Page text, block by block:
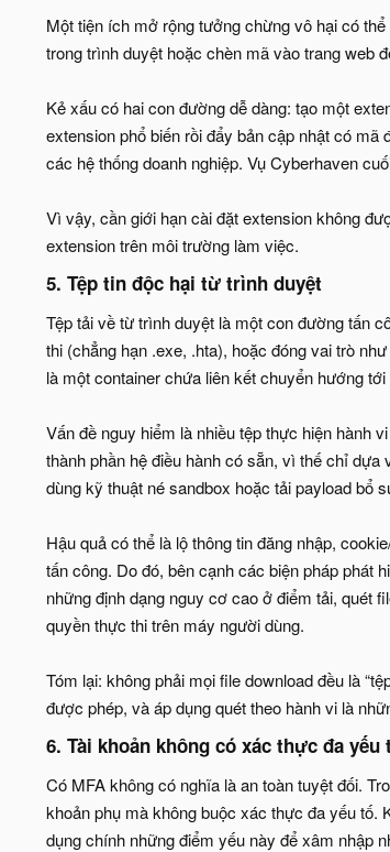
Một tiện ích mở rộng tưởng chừng vô hại có
trong trình duyệt hoặc chèn mã vào trang web
Kẻ xấu có hai con đường dễ dàng: tạo một
extension phổ biến rồi đẩy bản cập nhật có
các hệ thống doanh nghiệp. Vụ Cyberhaven
Vì vậy, cần giới hạn cài đặt extension không
extension trên môi trường làm việc.
5. Tệp tin độc hại từ trình duyệt​
Tệp tải về từ trình duyệt là một con đường tấn
thi (chẳng hạn .exe, .hta), hoặc đóng vai trò
là một container chứa liên kết chuyển hướng tới
Vấn đề nguy hiểm là nhiều tệp thực hiện hành
thành phần hệ điều hành có sẵn, vì thế chỉ
dùng kỹ thuật né sandbox hoặc tải payload bổ
Hậu quả có thể là lộ thông tin đăng nhập,
tấn công. Do đó, bên cạnh các biện pháp phát
những định dạng nguy cơ cao ở điểm tải, quét
quyền thực thi trên máy người dùng.
Tóm lại: không phải mọi file download đều là
được phép, và áp dụng quét theo hành vi là
6. Tài khoản không có xác thực đa yếu
Có MFA không có nghĩa là an toàn tuyệt đối.
khoản phụ mà không buộc xác thực đa yếu tố.
dụng chính những điểm yếu này để xâm nhập